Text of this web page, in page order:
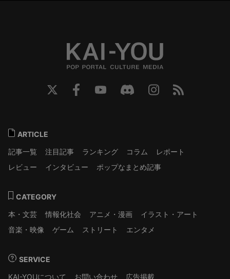
ARTICLE
記事一覧
注目記事 ランキング コラム
レポート
レビュー
インタビュー ポップなまとめ記事
CATEGORY
本・文芸
情報化社会 アニメ・漫画
イラスト・アート
音楽・映像
ゲーム ストリート エンタメ
SERVICE
KAI-YOUについて
お問い合わせ 広告掲載